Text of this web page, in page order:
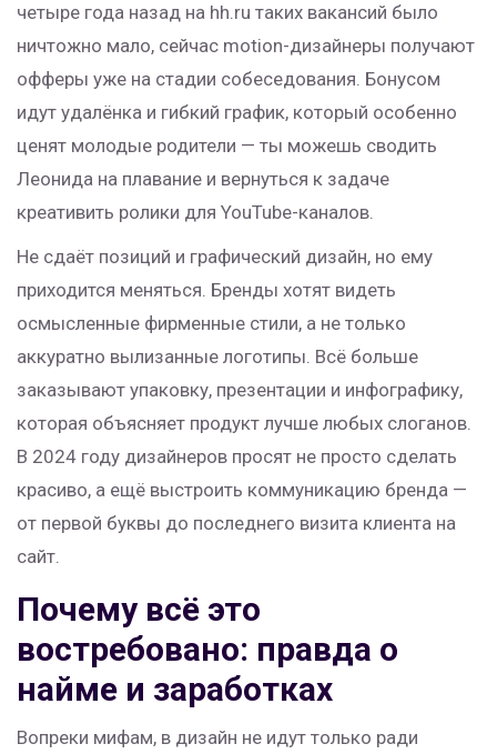
четыре года назад на hh.ru таких вакансий было
ничтожно мало, сейчас motion-дизайнеры получают
офферы уже на стадии собеседования. Бонусом
идут удалёнка и гибкий график, который особенно
ценят молодые родители — ты можешь сводить
Леонида на плавание и вернуться к задаче
креативить ролики для YouTube-каналов.
Не сдаёт позиций и графический дизайн, но ему
приходится меняться. Бренды хотят видеть
осмысленные фирменные стили, а не только
аккуратно вылизанные логотипы. Всё больше
заказывают упаковку, презентации и инфографику,
которая объясняет продукт лучше любых слоганов.
В 2024 году дизайнеров просят не просто сделать
красиво, а ещё выстроить коммуникацию бренда —
от первой буквы до последнего визита клиента на
сайт.
Почему всё это
востребовано: правда о
найме и заработках
Вопреки мифам, в дизайн не идут только ради